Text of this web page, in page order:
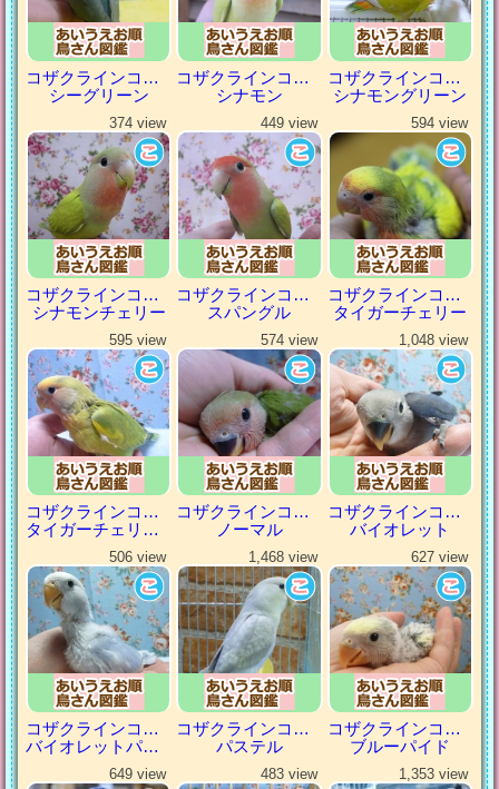
コザクラインコ（小桜インコ）
シーグリーン
コザクラインコ（小桜インコ）
シナモン
コザクラインコ（小桜インコ）
シナモングリーン
374 view
コザクラインコ（小桜インコ）
シナモンチェリー
449 view
コザクラインコ（小桜インコ）
スパングル
594 view
コザクラインコ（小桜インコ）
タイガーチェリー
595 view
コザクラインコ（小桜インコ）
タイガーチェリーパイド
574 view
コザクラインコ（小桜インコ）
ノーマル
1,048 view
コザクラインコ（小桜インコ）
バイオレット
506 view
コザクラインコ（小桜インコ）
バイオレットパイド
1,468 view
コザクラインコ（小桜インコ）
パステル
627 view
コザクラインコ（小桜インコ）
ブルーパイド
649 view 483 view 1,353 view